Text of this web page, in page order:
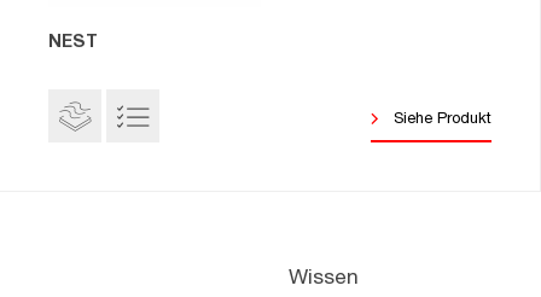
NEST
Siehe Produkt
Wissen